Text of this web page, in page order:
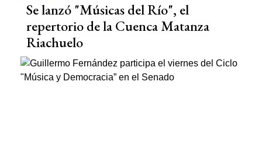
Se lanzó "Músicas del Río", el
repertorio de la Cuenca Matanza
Riachuelo